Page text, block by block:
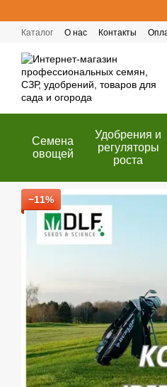
Каталог О нас Контакты
Семена
овощей
Удобрения и
регуляторы
роста
−11%